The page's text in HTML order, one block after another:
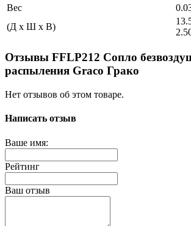
Вес
(Д x Ш x В)
Отзывы FFLP212 Сопло
распыления Graco Грако
Нет отзывов об этом товаре.
Написать отзыв
Ваше имя:
Рейтинг
Ваш отзыв